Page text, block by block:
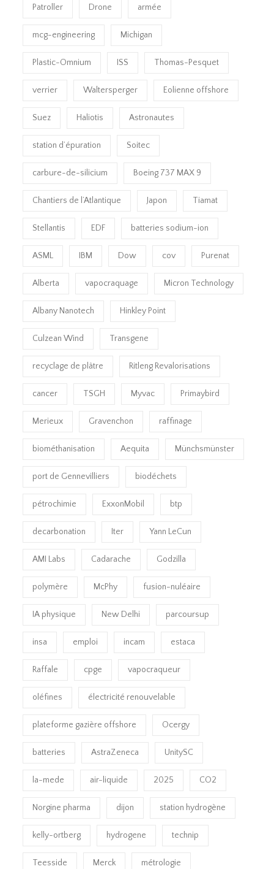
Patroller Drone armée
mcg-engineering Michigan
Plastic-Omnium ISS Thomas-Pesquet
verrier Waltersperger Eolienne offshore
Suez Haliotis Astronautes
station d’épuration Soitec
carbure-de-silicium Boeing 737 MAX 9
Chantiers de l’Atlantique Japon Tiamat
Stellantis EDF batteries sodium-ion
ASML IBM Dow cov Purenat
Alberta vapocraquage Micron Technology
Albany Nanotech Hinkley Point
Culzean Wind Transgene
recyclage de plâtre Ritleng Revalorisations
cancer TSGH Myvac Primaybird
Merieux Gravenchon raffinage
biométhanisation Aequita Münchsmünster
port de Gennevilliers biodéchets
pétrochimie ExxonMobil btp
decarbonation Iter Yann LeCun
AMI Labs Cadarache Godzilla
polymère McPhy fusion-nuléaire
IA physique New Delhi parcoursup
insa emploi incam estaca
Raffale cpge vapocraqueur
oléfines électricité renouvelable
plateforme gazière offshore Ocergy
batteries AstraZeneca UnitySC
la-mede air-liquide 2025 CO2
Norgine pharma dijon station hydrogène
kelly-ortberg hydrogene technip
Teesside Merck métrologie